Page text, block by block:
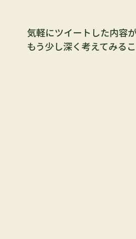
気軽にツイートした内容
もう少し深く考えてみる